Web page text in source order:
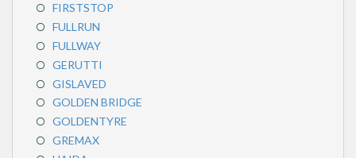
FIRSTSTOP
FULLRUN
FULLWAY
GERUTTI
GISLAVED
GOLDEN BRIDGE
GOLDENTYRE
GREMAX